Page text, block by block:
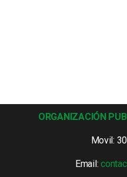
ORGANIZACIÓN
Movil:
Email: